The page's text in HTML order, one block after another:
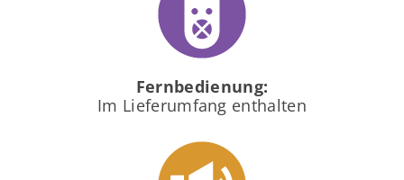
Fernbedienung:
Im Lieferumfang enthalten